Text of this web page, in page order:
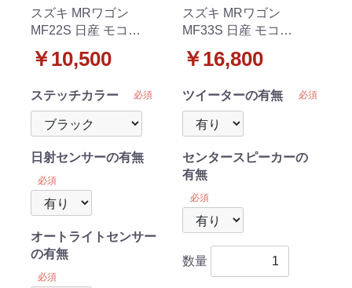
スズキ MRワゴン
MF22S 日産 モコ
マット スタンダード 受
￥10,500
ステッチカラー 必須
日射センサーの有無
必須
オートライトセンサー
の有無
必須
スズキ MRワゴン
MF33S 日産 モコ
マット ロングファー ハ
￥16,800
ツイーターの有無 必須
センタースピーカーの
有無
必須
数量